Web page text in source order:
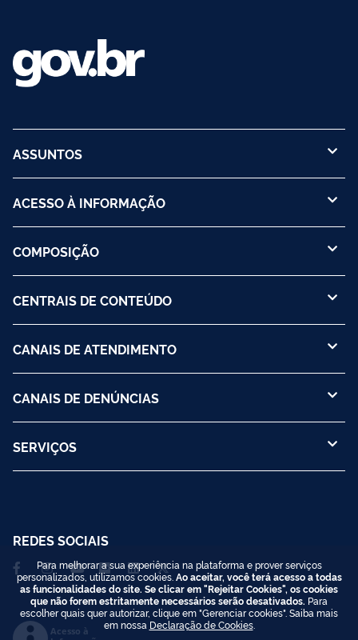
ASSUNTOS
ACESSO À INFORMAÇÃO
COMPOSIÇÃO
CENTRAIS DE CONTEÚDO
CANAIS DE ATENDIMENTO
CANAIS DE DENÚNCIAS
SERVIÇOS
REDES SOCIAIS
Acesso à
Para melhorar a sua experiência na plataforma e prover serviços
personalizados, utilizamos cookies. Ao aceitar, você terá acesso a todas
as funcionalidades do site. Se clicar em "Rejeitar Cookies", os cookies
que não forem estritamente necessários serão desativados. Para
escolher quais quer autorizar, clique em "Gerenciar cookies". Saiba mais
em nossa Declaração de Cookies.